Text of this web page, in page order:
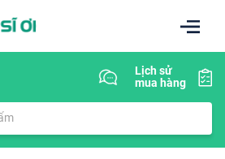
Lịch sử
mua hàng